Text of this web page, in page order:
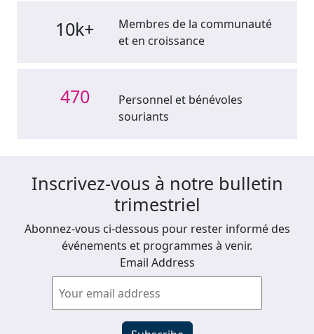
10k+
Membres de la communauté
et en croissance
470
Personnel et bénévoles
souriants
Inscrivez-vous à notre bulletin
trimestriel
Abonnez-vous ci-dessous pour rester informé des
événements et programmes à venir.
Email Address